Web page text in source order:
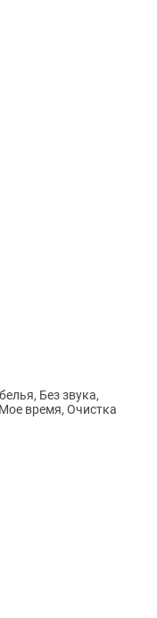
Без звука,
время, Очистка